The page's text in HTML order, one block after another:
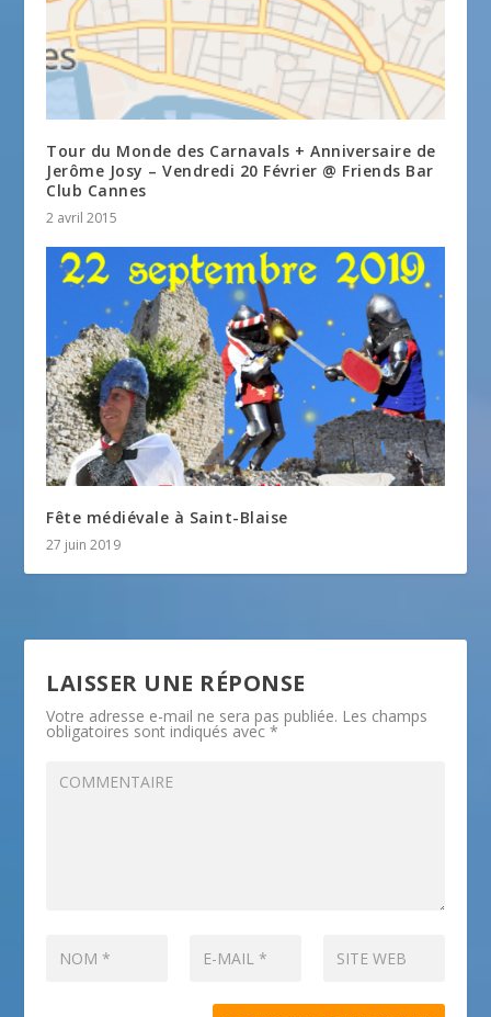
Tour du Monde des Carnavals + Anniversaire de
Jerôme Josy – Vendredi 20 Février @ Friends Bar
Club Cannes
2 avril 2015
Fête médiévale à Saint-Blaise
27 juin 2019
LAISSER UNE RÉPONSE
Votre adresse e-mail ne sera pas publiée. Les champs
obligatoires sont indiqués avec*